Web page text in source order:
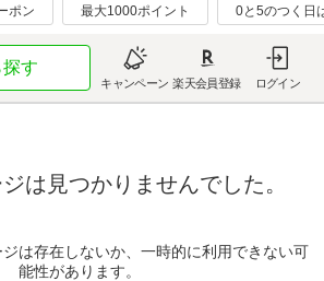
ポン
最大1000ポイント 0と5のつく日
す
キャンペーン 楽天会員登録 ログイン
は見つかりませんでした。
は存在しないか、一時的に利用できない可
能性があります。